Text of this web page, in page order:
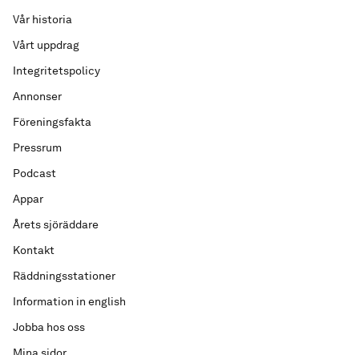
Vår historia
Vårt uppdrag
Integritetspolicy
Annonser
Föreningsfakta
Pressrum
Podcast
Appar
Årets sjöräddare
Kontakt
Räddningsstationer
Information in english
Jobba hos oss